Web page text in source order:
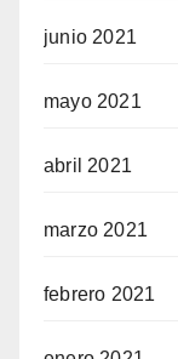
junio 2021
mayo 2021
abril 2021
marzo 2021
febrero 2021